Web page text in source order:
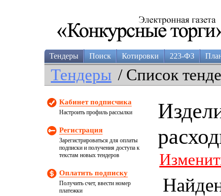
Тендеры Поиск Котировки 223-ФЗ
Тендеры / Список
Кабинет подписчика
Настроить профиль рассылки
Регистрация
Зарегистрироваться для оплаты
подписки и получения доступа к
текстам новых тендеров
Оплатить подписку
Получить счет, ввести номер
платежки